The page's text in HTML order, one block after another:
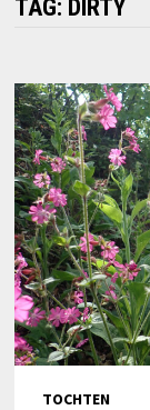
TAG: DIRTY
TOCHTEN